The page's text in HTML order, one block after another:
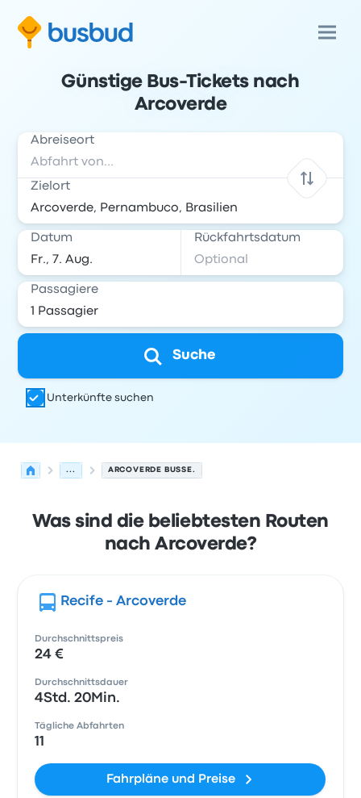
Günstige Bus-Tickets nach
Arcoverde
Abreiseort
Zielort
Datum Rückfahrtsdatum
Passagiere
Suche
Unterkünfte suchen
... ARCOVERDE BUSSE.
Was sind die beliebtesten Routen
nach Arcoverde?
Recife - Arcoverde
Durchschnittspreis
24 €
Durchschnittsdauer
4Std. 20Min.
Tägliche Abfahrten
11
Fahrpläne und Preise